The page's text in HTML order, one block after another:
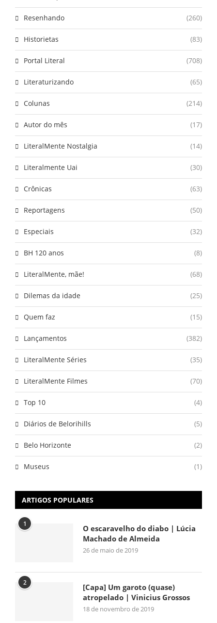
Resenhando (260)
Historietas (83)
Portal Literal (708)
Literaturizando (65)
Colunas (214)
Autor do mês (17)
LiteralMente Nostalgia (14)
Literalmente Uai (30)
Crônicas (63)
Reportagens (50)
Especiais (32)
BH 120 anos (8)
LiteralMente, mãe! (68)
Dilemas da idade (25)
Quem faz (15)
Lançamentos (382)
LiteralMente Séries (35)
LiteralMente Filmes (70)
Top 10 (4)
Diários de Belorihills (5)
Belo Horizonte (2)
Museus (1)
ARTIGOS POPULARES
1
O escaravelho do diabo | Lúcia
Machado de Almeida
26 de maio de 2019
2
[Capa] Um garoto (quase)
atropelado | Vinicius Grossos
18 de novembro de 2019